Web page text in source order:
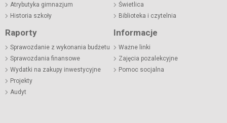
Atrybutyka gimnazjum
Historia szkoły
Świetlica
Biblioteka i czytelnia
Raporty
Sprawozdanie z wykonania budżetu
Sprawozdania finansowe
Wydatki na zakupy inwestycyjne
Projekty
Audyt
Informacje
Ważne linki
Zajęcia pozalekcyjne
Pomoc socjalna